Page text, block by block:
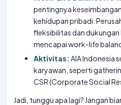
pentingnya
kehidupan pribadi.
fleksibilitas dan
mencapai work-life
Aktivitas: AIA Indonesia
karyawan, seperti
CSR (Corporate Social
Jadi, tunggu apa lagi? Jangan